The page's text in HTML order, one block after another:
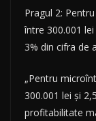
Pragul 2:
între 300.001
3% din cifra de
„Pentru
300.001 lei și
profitabilitate